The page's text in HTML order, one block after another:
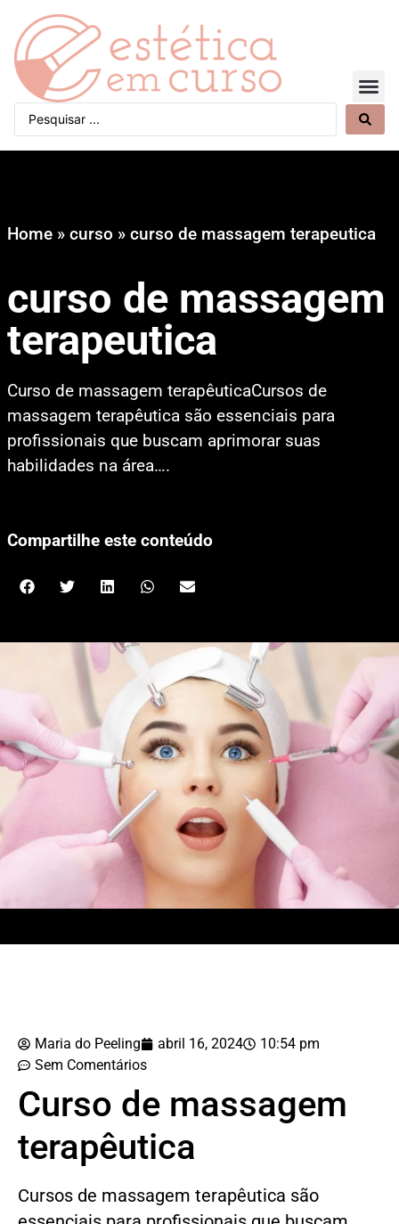
Home » curso » curso de massagem terapeutica
curso de massagem
terapeutica
Curso de massagem terapêuticaCursos de
massagem terapêutica são essenciais para
profissionais que buscam aprimorar suas
habilidades na área….
Compartilhe este conteúdo
Maria do Peeling abril 16, 2024
10:54 pm
Sem Comentários
Curso de massagem
terapêutica
Cursos de massagem terapêutica são